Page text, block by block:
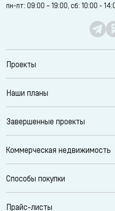
пн-пт: 09:00 – 19:00, сб: 10:00 -
Проекты
Наши планы
Завершенные проекты
Коммерческая недвижимость
Способы покупки
Прайс-листы